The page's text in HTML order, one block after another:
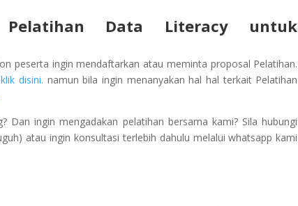
Pelatihan Data Literacy untuk
peserta ingin mendaftarkan atau meminta proposal Pelatihan.
klik disini. namun bila ingin menanyakan hal hal terkait Pelatihan
Dan ingin mengadakan pelatihan bersama kami? Sila hubungi
atau ingin konsultasi terlebih dahulu melalui whatsapp kami